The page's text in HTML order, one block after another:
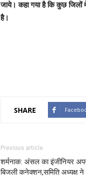
जाये। कहा गया है कि कुछ
है।
SHARE
Previous article
शर्मनाक: अंसल का इंजीनियर
बिजली कनेक्शन,समिति अध्यक्ष ने